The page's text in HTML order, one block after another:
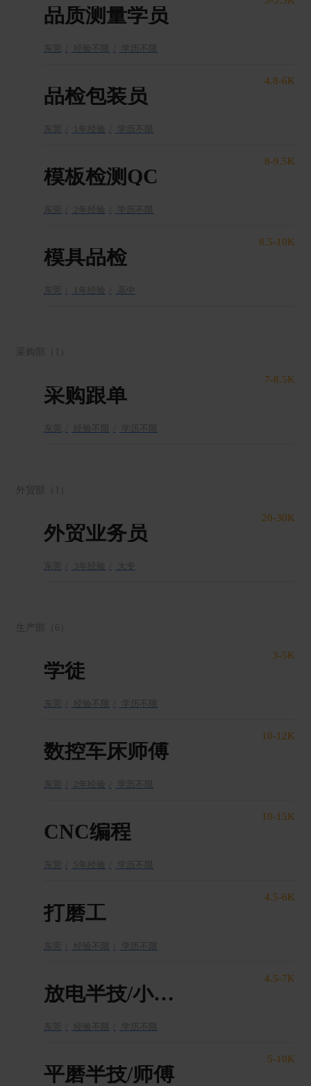
品质测量学员
东莞 经验不限 学历不限
品检包装员
4.8-6K
东莞 1年经验 学历不限
模板检测QC
8-9.5K
东莞 2年经验 学历不限
模具品检
8.5-10K
东莞 1年经验 高中
采购部
采购跟单
7-8.5K
东莞 经验不限 学历不限
外贸部 （1）
外贸业务员
20-30K
东莞 3年经验 大专
生产部 （6）
学徒
3-5K
东莞 经验不限 学历不限
数控车床师傅
10-12K
东莞 2年经验 学历不限
CNC编程
10-15K
东莞 5年经验 学历不限
打磨工
4.5-6K
东莞 经验不限 学历不限
放电半技/小师傅
4.5-7K
东莞 经验不限 学历不限
平磨半技/师傅
5-10K